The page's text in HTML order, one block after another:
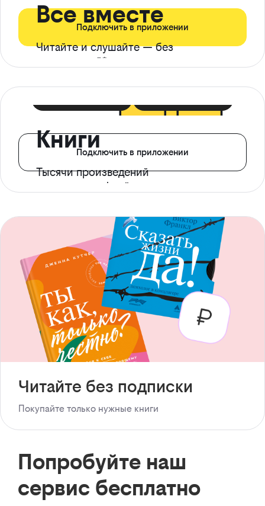
Все вместе
Читайте и слушайте — без
ограничений*
Подключить в приложении
Книги
Тысячи произведений
с доступом офлайн
Подключить в приложении
Читайте без подписки
Покупайте только нужные книги
Попробуйте наш
сервис бесплатно